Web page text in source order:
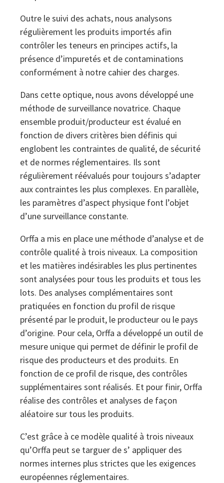
Outre le suivi des achats, nous analysons
régulièrement les produits importés afin
contrôler les teneurs en principes actifs, la
présence d’impuretés et de contaminations
conformément à notre cahier des charges.
Dans cette optique, nous avons développé une
méthode de surveillance novatrice. Chaque
ensemble produit/producteur est évalué en
fonction de divers critères bien définis qui
englobent les contraintes de qualité, de sécurité
et de normes réglementaires. Ils sont
régulièrement réévalués pour toujours s’adapter
aux contraintes les plus complexes. En parallèle,
les paramètres d’aspect physique font l’objet
d’une surveillance constante.
Orffa a mis en place une méthode d’analyse et de
contrôle qualité à trois niveaux. La composition
et les matières indésirables les plus pertinentes
sont analysées pour tous les produits et tous les
lots. Des analyses complémentaires sont
pratiquées en fonction du profil de risque
présenté par le produit, le producteur ou le pays
d’origine. Pour cela, Orffa a développé un outil de
mesure unique qui permet de définir le profil de
risque des producteurs et des produits. En
fonction de ce profil de risque, des contrôles
supplémentaires sont réalisés. Et pour finir, Orffa
réalise des contrôles et analyses de façon
aléatoire sur tous les produits.
C’est grâce à ce modèle qualité à trois niveaux
qu’Orffa peut se targuer de s’ appliquer des
normes internes plus strictes que les exigences
européennes réglementaires.